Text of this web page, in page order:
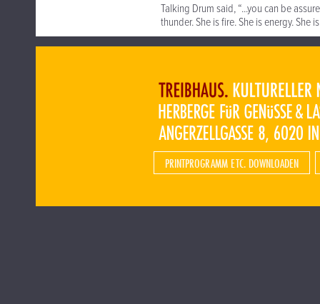
Talking Drum said, “...you can be
thunder. She is fire. She is energy. She
PRINTPROGRAMM ETC. DOWNLOADEN